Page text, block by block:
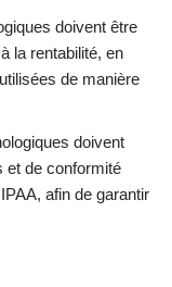
doivent être
la rentabilité, en
de manière
doivent
et de conformité
afin de garantir